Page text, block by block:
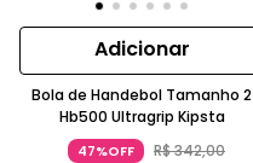
Adicionar
Bola de Handebol Tamanho 2
Hb500 Ultragrip Kipsta
47%OFF R$342,00